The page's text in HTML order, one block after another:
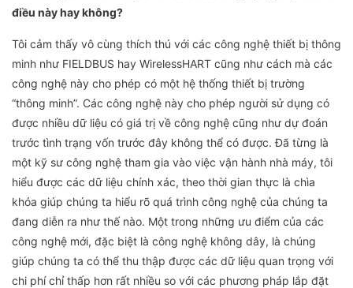
điều này hay không?
Tôi cảm thấy vô cùng thích thú với các công nghệ thiết bị thông
minh như FIELDBUS hay WirelessHART cũng như cách mà các
công nghệ này cho phép có một hệ thống thiết bị trường
“thông minh”. Các công nghệ này cho phép người sử dụng có
được nhiều dữ liệu có giá trị về công nghệ cũng như dự đoán
trước tình trạng vốn trước đây không thể có được. Đã từng là
một kỹ sư công nghệ tham gia vào việc vận hành nhà máy, tôi
hiểu được các dữ liệu chính xác, theo thời gian thực là chìa
khóa giúp chúng ta hiểu rõ quá trình công nghệ của chúng ta
đang diễn ra như thế nào. Một trong những ưu điểm của các
công nghệ mới, đặc biệt là công nghệ không dây, là chúng
giúp chúng ta có thể thu thập được các dữ liệu quan trọng với
chi phí chỉ thấp hơn rất nhiều so với các phương pháp lắp đặt